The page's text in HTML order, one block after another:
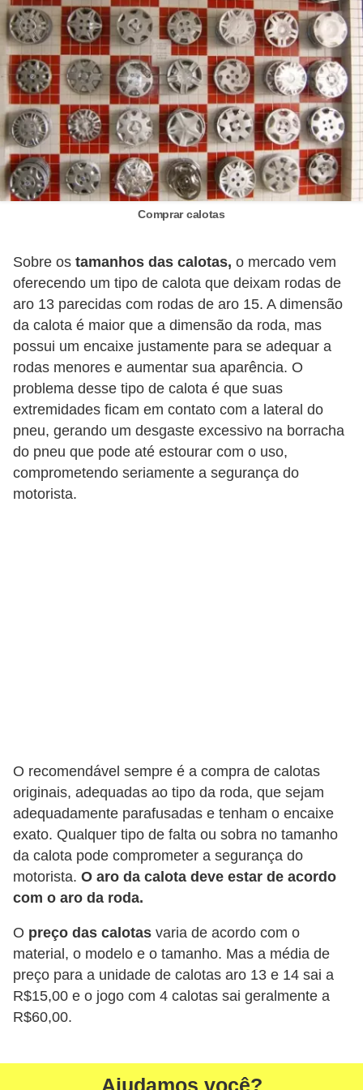
Comprar calotas
Sobre os tamanhos das calotas, o mercado vem
oferecendo um tipo de calota que deixam rodas de
aro 13 parecidas com rodas de aro 15. A dimensão
da calota é maior que a dimensão da roda, mas
possui um encaixe justamente para se adequar a
rodas menores e aumentar sua aparência. O
problema desse tipo de calota é que suas
extremidades ficam em contato com a lateral do
pneu, gerando um desgaste excessivo na borracha
do pneu que pode até estourar com o uso,
comprometendo seriamente a segurança do
motorista.
O recomendável sempre é a compra de calotas
originais, adequadas ao tipo da roda, que sejam
adequadamente parafusadas e tenham o encaixe
exato. Qualquer tipo de falta ou sobra no tamanho
da calota pode comprometer a segurança do
motorista. O aro da calota deve estar de acordo
com o aro da roda.
O preço das calotas varia de acordo com o
material, o modelo e o tamanho. Mas a média de
preço para a unidade de calotas aro 13 e 14 sai a
R$15,00 e o jogo com 4 calotas sai geralmente a
R$60,00.
Ajudamos você?
e
O
f
f
r
o
a
d
m
p
a
r
c
a
r
r
o
e
a
c
e
s
s
ó
r
i
o